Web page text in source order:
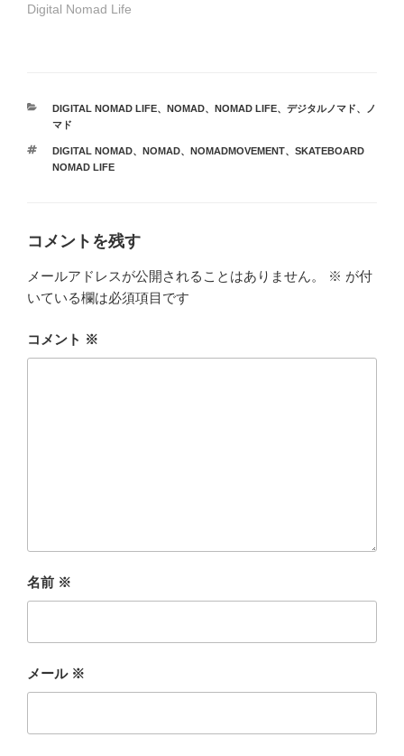
Digital Nomad Life
カ
テ
リ
ー
DIGITAL NOMAD LIFE、 NOMAD、 NOMAD LIFE、 デジタルノマド、
ノ
マド
タ
グ
DIGITAL NOMAD、 NOMAD、 NOMADMOVEMENT、 SKATEBOARD
NOMAD LIFE
コメントを残す
メールアドレスが公開されることはありません。 ※ が付
いている欄は必須項目です
コメント ※
名前 ※
メール ※